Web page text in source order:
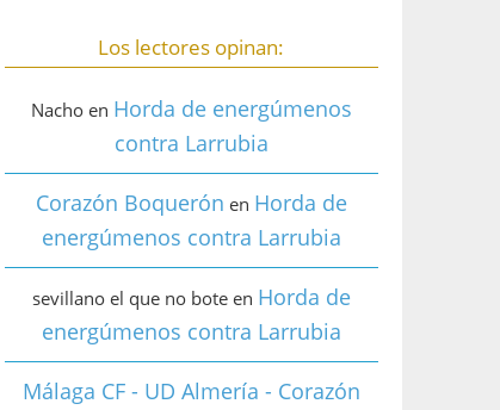
Los lectores opinan:
Nachoen Horda de energúmenos
contra Larrubia
Corazón Boquerón en Horda de
energúmenos contra Larrubia
sevillano el que no boteen Horda de
energúmenos contra Larrubia
Málaga CF - UD Almería - Corazón